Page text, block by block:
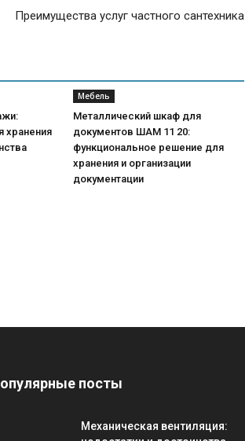
Преимущества услуг частного сантехника
хранения
Мебель
Металлический шкаф для
документов ШАМ 11 20:
функциональное решение для
хранения и организации
документации
посты
Механическая вентиляция: